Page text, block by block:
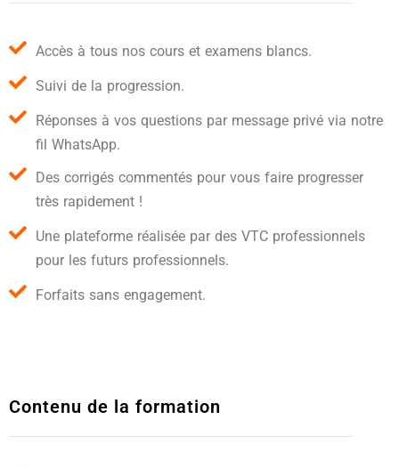
Accès à tous nos cours et examens blancs.
Suivi de la progression.
Réponses à vos questions par message privé via notre
fil WhatsApp.
Des corrigés commentés pour vous faire progresser
très rapidement !
Une plateforme réalisée par des VTC professionnels
pour les futurs professionnels.
Forfaits sans engagement.
Contenu de la formation